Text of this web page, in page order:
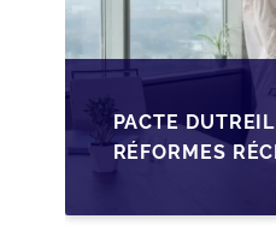
PACTE
RÉFORMES
TRANSMISSION